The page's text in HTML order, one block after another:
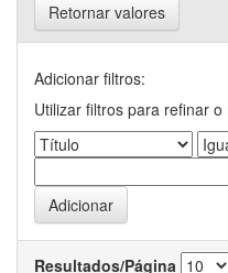
Retornar valores
Adicionar filtros:
Utilizar filtros para refinar
Resultados/Página